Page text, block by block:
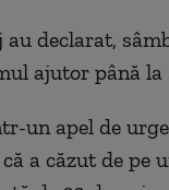
declarat,
ajutor până la
un apel de
a căzut de pe